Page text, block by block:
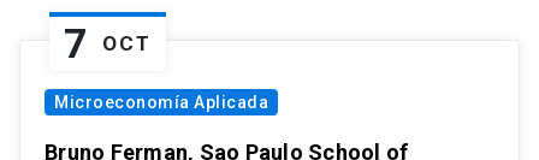
7 OCT
Microeconomía Aplicada
Bruno Ferman, Sao Paulo School of